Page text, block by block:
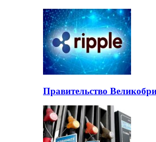
Правительство